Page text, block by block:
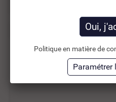
POÊLE À GRANULE
Politique en matière de